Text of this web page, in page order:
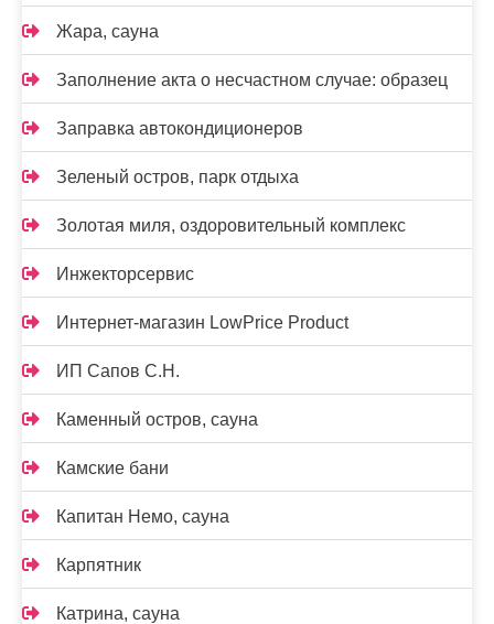
Жара, сауна
Заполнение акта о несчастном случае: образец
Заправка автокондиционеров
Зеленый остров, парк отдыха
Золотая миля, оздоровительный комплекс
Инжекторсервис
Интернет-магазин LowPrice Product
ИП Сапов С.Н.
Каменный остров, сауна
Камские бани
Капитан Немо, сауна
Карпятник
Катрина, сауна